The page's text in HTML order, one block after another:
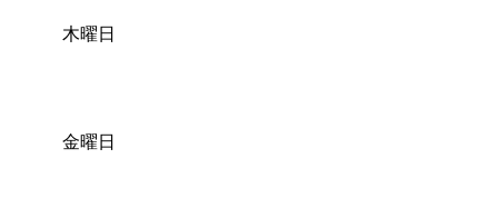
木曜日
金曜日